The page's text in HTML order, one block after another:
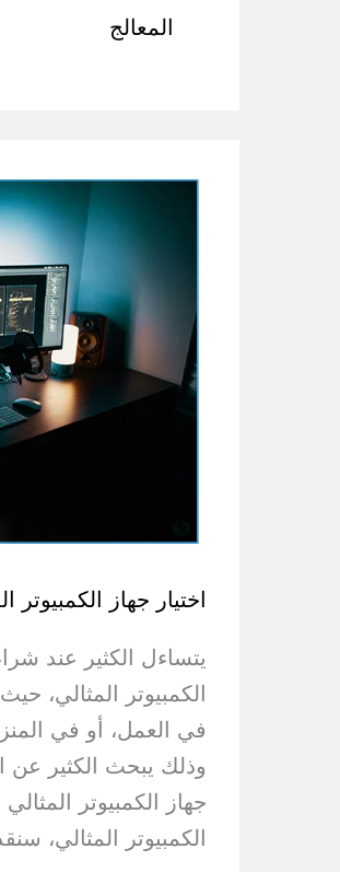
المعالج
اختيار جهاز
يتساءل الكثير عند
الكمبيوتر المثالي،
في العمل، أو في
وذلك يبحث الكثير عن
جهاز الكمبيوتر
الكمبيوتر المثالي،